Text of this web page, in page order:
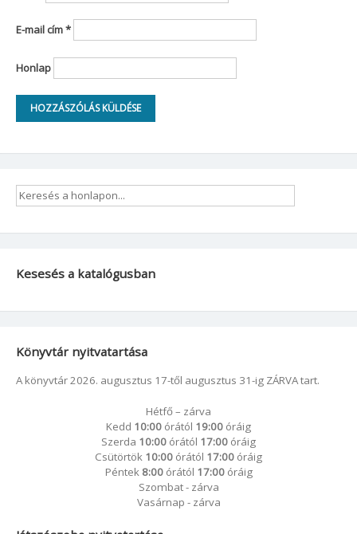
E-mail cím*
Honlap
Kesesés a katalógusban
Könyvtár nyitvatartása
A könyvtár 2026. augusztus 17-től augusztus 31-ig ZÁRVA tart.
Hétfő – zárva
Kedd 10:00 órától 19:00 óráig
Szerda 10:00 órától 17:00 óráig
Csütörtök 10:00 órától 17:00 óráig
Péntek 8:00órától 17:00óráig
Szombat - zárva
Vasárnap - zárva